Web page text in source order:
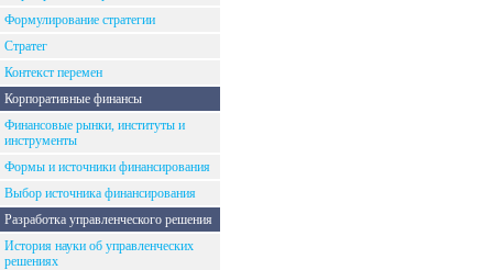
Формулирование стратегии
Стратег
Контекст перемен
Корпоративные финансы
Финансовые рынки, институты и
инструменты
Формы и источники финансирования
Выбор источника финансирования
Разработка управленческого решения
История науки об управленческих
решениях